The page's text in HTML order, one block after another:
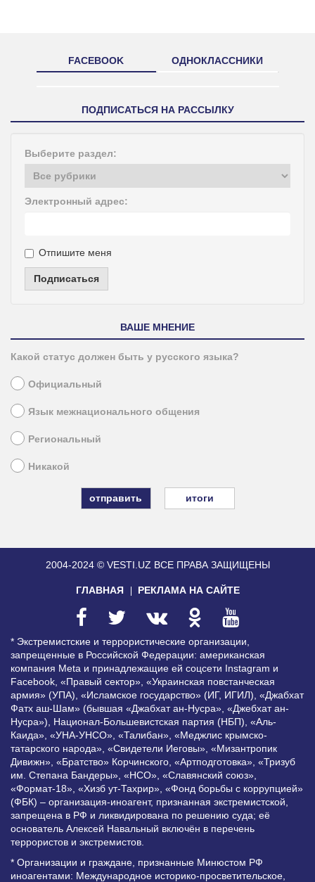
FACEBOOK ОДНОКЛАССНИКИ
ПОДПИСАТЬСЯ НА РАССЫЛКУ
Выберите раздел:
Электронный адрес:
Отпишите меня
Подписаться
ВАШЕ МНЕНИЕ
Какой статус должен быть у русского языка?
Официальный
Язык межнационального общения
Региональный
Никакой
итоги
2004-2024 © VESTI.UZ ВСЕ ПРАВА ЗАЩИЩЕНЫ
ГЛАВНАЯ РЕКЛАМА НА САЙТЕ
* Экстремистские и террористические организации,
запрещенные в Российской Федерации: американская
компания Meta и принадлежащие ей соцсети Instagram и
Facebook, «Правый сектор», «Украинская повстанческая
армия» (УПА), «Исламское государство» (ИГ, ИГИЛ), «Джабхат
Фатх аш-Шам» (бывшая «Джабхат ан-Нусра», «Джебхат ан-
Нусра»), Национал-Большевистская партия (НБП), «Аль-
Каида», «УНА-УНСО», «Талибан», «Меджлис крымско-
татарского народа», «Свидетели Иеговы», «Мизантропик
Дивижн», «Братство» Корчинского, «Артподготовка», «Тризуб
им. Степана Бандеры», «НСО», «Славянский союз»,
«Формат-18», «Хизб ут-Тахрир», «Фонд борьбы с коррупцией»
(ФБК) – организация-иноагент, признанная экстремистской,
запрещена в РФ и ликвидирована по решению суда; её
основатель Алексей Навальный включён в перечень
террористов и экстремистов.
* Организации и граждане, признанные Минюстом РФ
иноагентами: Международное историко-просветительское,